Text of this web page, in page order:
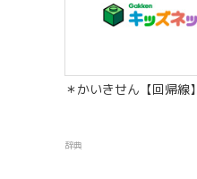
＊かいきせん【回帰線】
辞典